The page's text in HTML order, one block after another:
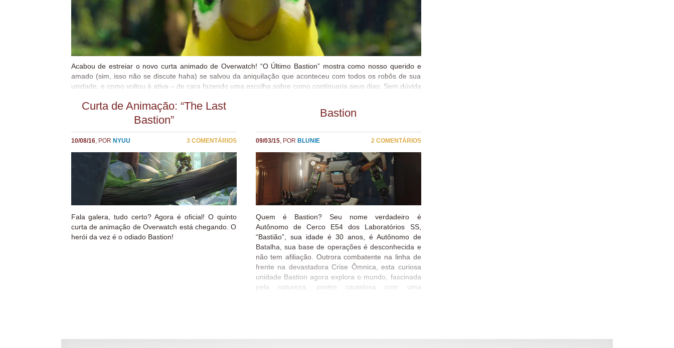
Acabou de estreiar o novo curta animado de Overwatch! “O Último Bastion” mostra como nosso querido e
amado (sim, isso não se discute haha) se salvou da aniquilação que aconteceu com todos os robôs de sua
unidade, e como voltou à ativa – de cara fazendo uma escolha sobre como continuaria seus dias: Sem dúvida
não anunciaram quantos mais serão. Espero que logo a gente tenha curtas para todos os personagens, e
depois mais com histórias da interação e ligação entre todos eles também!
Curta de Animação: “The Last
Bastion”
10/08/16, POR NYUU 3 COMENTÁRIOS
Fala galera, tudo certo? Agora é oficial! O quinto
curta de animação de Overwatch está chegando. O
herói da vez é o odiado Bastion!
Bastion
09/03/15, POR BLUNIE 2 COMENTÁRIOS
Quem é Bastion? Seu nome verdadeiro é
Autônomo de Cerco E54 dos Laboratórios SS,
“Bastião”, sua idade é 30 anos, é Autônomo de
Batalha, sua base de operações é desconhecida e
não tem afiliação. Outrora combatente na linha de
frente na devastadora Crise Ômnica, esta curiosa
unidade Bastion agora explora o mundo, fascinada
pela natureza, porém cautelosa com uma